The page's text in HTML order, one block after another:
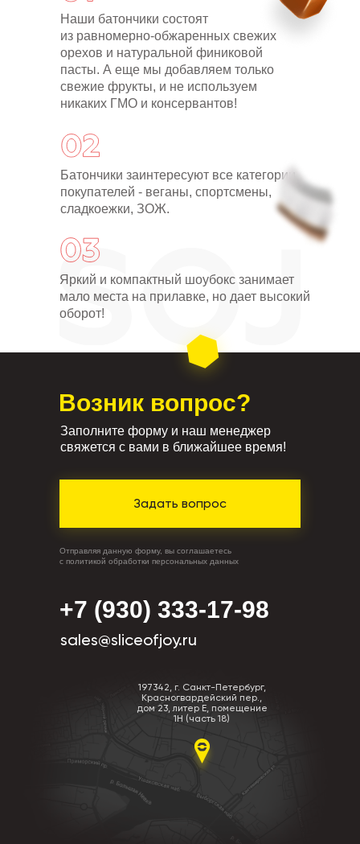
Батончики заинтересуют все категории
покупателей - веганы, спортсмены,
сладкоежки, ЗОЖ.
Яркий и компактный шоубокс занимает
мало места на прилавке, но дает высокий
оборот!
Наши батончики состоят
из равномерно-обжаренных свежих
орехов и натуральной финиковой
пасты. А еще мы добавляем только
свежие фрукты, и не используем
никаких ГМО и консервантов!
Возник вопрос?
Заполните форму и наш менеджер
свяжется с вами в ближайшее время!
+7 (930) 333-17-98
sales@sliceofjoy.ru
Отправляя данную форму, вы соглашаетесь
с политикой обработки персональных данных
197342, г. Санкт-Петербург,
Красногвардейский пер.,
дом 23, литер Е, помещение
1Н (часть 18)
Задать вопрос